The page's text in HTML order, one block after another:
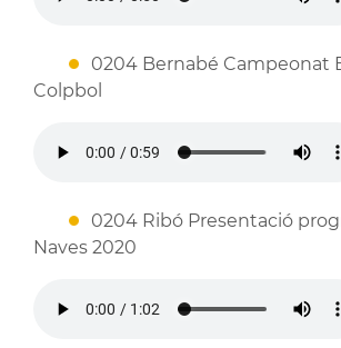
0204 Bernabé Campeonat
Colpbol
0204 Ribó Presentació
Naves 2020